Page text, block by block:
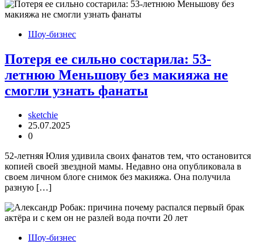
Шоу-бизнес
Потеря ее сильно состарила: 53-
летнюю Меньшову без макияжа не
смогли узнать фанаты
sketchie
25.07.2025
0
52-летняя Юлия удивила своих фанатов тем, что остановится
копией своей звездной мамы. Недавно она опубликовала в
своем личном блоге снимок без макияжа. Она получила
разную […]
Шоу-бизнес